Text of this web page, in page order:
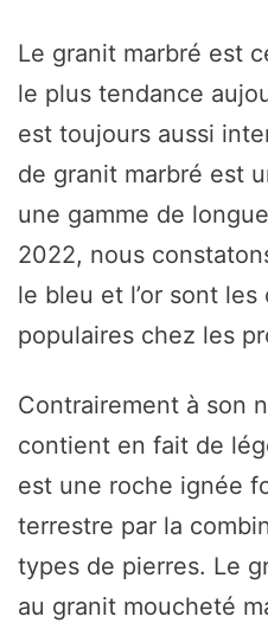
Le granit marbré est
le plus tendance
est toujours aussi
de granit marbré est
une gamme de
2022, nous
le bleu et l’or sont
populaires chez les
Contrairement à son
contient en fait de
est une roche ignée
terrestre par la
types de pierres. Le
au granit moucheté